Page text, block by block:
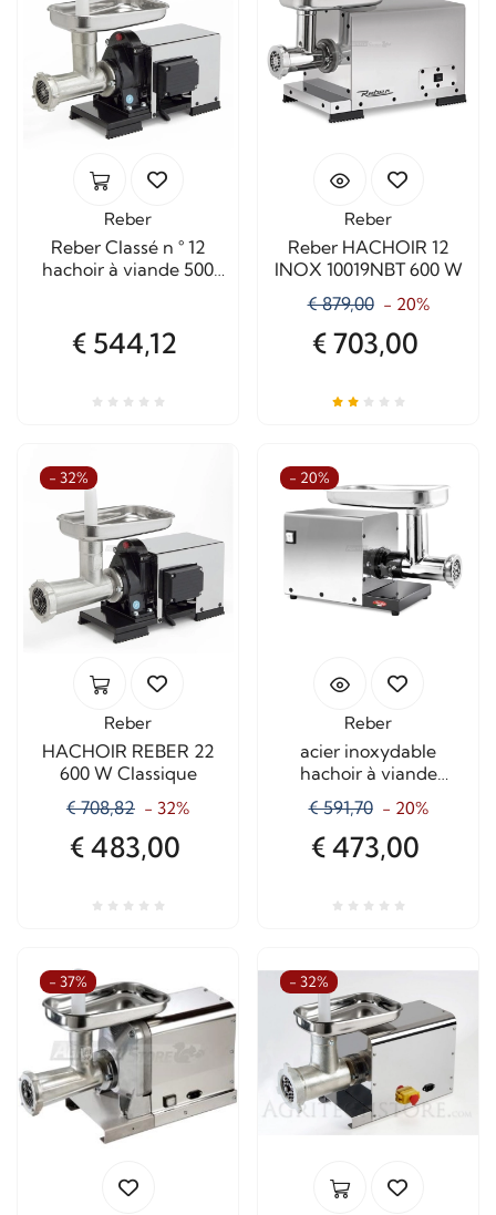
Reber
Reber Classé n ° 12
hachoir à viande 500
€ 544,12
Reber
Reber HACHOIR 12
INOX 10019NBT 600 W
€ 879,00 - 20%
€ 703,00
- 32%
Reber
HACHOIR REBER 22
600 W Classique
€ 708,82 - 32%
€ 483,00
- 20%
Reber
acier inoxydable
hachoir à viande
électrique TC8
10018NBT
€ 591,70 - 20%
€ 473,00
- 37% - 32%